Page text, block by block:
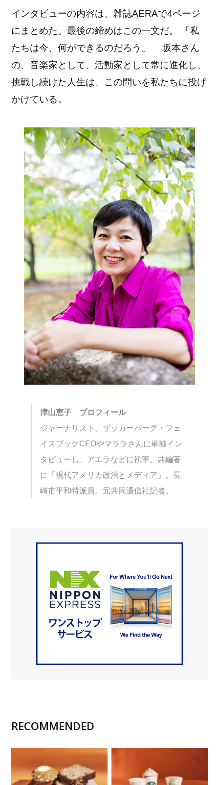
インタビューの内容は、雑誌AERAで4ページ
にまとめた。最後の締めはこの一文だ。 「私
たちは今、何ができるのだろう」坂本さん
の、音楽家として、活動家として常に進化し、
挑戦し続けた人生は、この問いを私たちに投げ
かけている。
津山恵子 プロフィール
ジャーナリスト。ザッカーバーグ・フェ
イスブックCEOやマララさんに単独イン
タビューし、アエラなどに執筆。共編著
に「現代アメリカ政治とメディア」。長
崎市平和特派員。元共同通信社記者。
RECOMMENDED